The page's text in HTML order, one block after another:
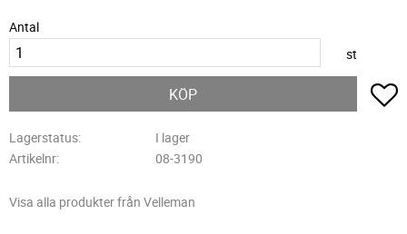
Antal
st
KÖP
Lagerstatus
I lager
Artikelnr
08-3190
Visa alla produkter från Velleman